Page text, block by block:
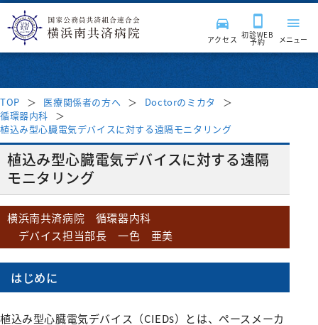
アクセス 初診WEB
予約 メニュー
来院される皆様へ
受付時間・案内
受診案内
はじめて受診される方
再診の方
入院・面会
入院のご案内
入院費用について
病院施設・設備
診療科・部門
診療科
消化器内科
呼吸器内科
診療サポート部門
臨床検査科
薬剤科
チーム医療活動
病院紹介
病院長挨拶
理念・基本方針
医療関係者の方へ
地域医療連携
採用情報
TOP 医療関係者の方へ
Doctorのミカタ
循環器内科
植込み型心臓電気デバイスに対する遠隔モニタリング
植込み型心臓電気デバイスに対する遠隔
モニタリング
横浜南共済病院 循環器内科
デバイス担当部長 一色 亜美
はじめに
植込み型心臓電気デバイス（CIEDs）とは、ペースメーカ